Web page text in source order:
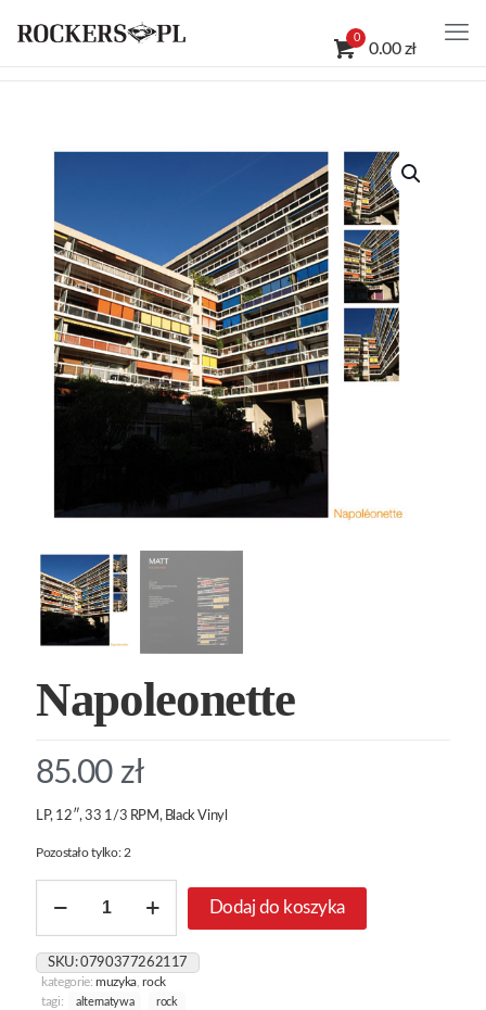
0
0.00 zł
Napoleonette
85.00 zł
LP, 12″, 33 1/3 RPM, Black Vinyl
Pozostało tylko: 2
Napoleonette
Dodaj do koszyka
SKU:0790377262117
kategorie:muzyka ,rock
tagi:
alternatywa rock